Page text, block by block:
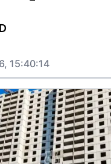
15:40:14